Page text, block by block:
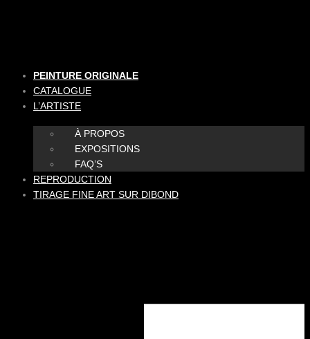
PEINTURE ORIGINALE
CATALOGUE
L’ARTISTE
À PROPOS
EXPOSITIONS
FAQ’S
REPRODUCTION
TIRAGE FINE ART SUR DIBOND